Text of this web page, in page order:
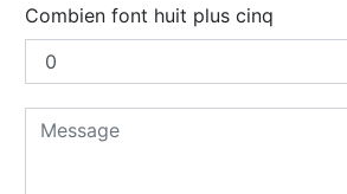
Combien font huit plus cinq